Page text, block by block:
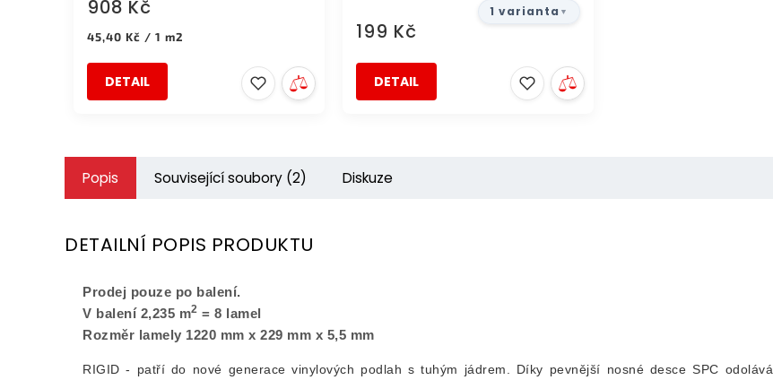
908 Kč
Měrná
45,40 Kč / 1 m2
DETAIL
199 Kč
DETAIL
1 varianta
Popis Související soubory (2) Diskuze
DETAILNÍ POPIS PRODUKTU
Prodej pouze po balení.
V balení 2,235 m2 = 8 lamel
Rozměr lamely 1220 mm x 229 mm x 5,5 mm
RIGID - patří do nové generace vinylových podlah s tuhým jádrem. Díky pevnější nosné desce SPC odolává